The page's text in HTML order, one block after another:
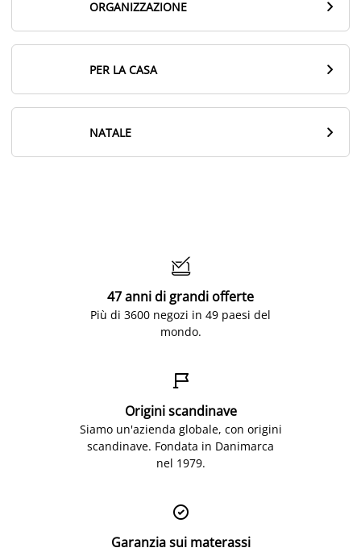
ORGANIZZAZIONE 
PER LA CASA 
NATALE 

47 anni di grandi offerte
Più di 3600 negozi in 49 paesi del
mondo.

Origini scandinave
Siamo un'azienda globale, con origini
scandinave. Fondata in Danimarca
nel 1979.

Garanzia sui materassi